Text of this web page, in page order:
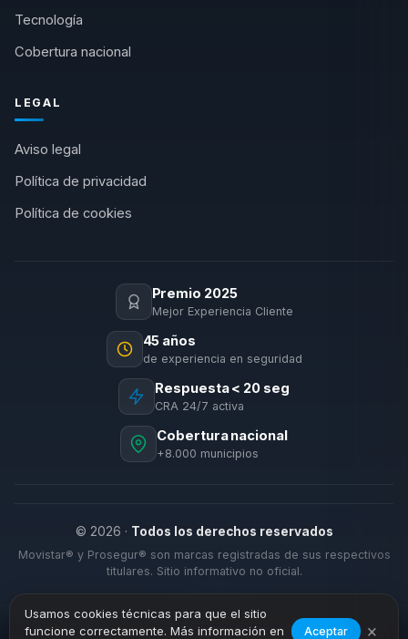
Usamos cookies técnicas para que el sitio
funcione correctamente. Más información en
Aceptar ×
Tecnología
Cobertura nacional
LEGAL
Aviso legal
Política de privacidad
Política de cookies
Premio 2025
Mejor Experiencia Cliente
45 años
de experiencia en seguridad
Respuesta < 20 seg
CRA 24/7 activa
Cobertura nacional
+8.000 municipios
© 2026 · Todos los derechos reservados
Movistar® y Prosegur® son marcas registradas de sus respectivos
titulares. Sitio informativo no oficial.